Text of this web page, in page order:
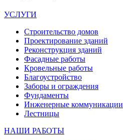
УСЛУГИ
Строительство домов
Проектирование зданий
Реконструкция зданий
Фасадные работы
Кровельные работы
Благоустройство
Заборы и ограждения
Фундаменты
Инженерные коммуникации
Лестницы
НАШИ РАБОТЫ